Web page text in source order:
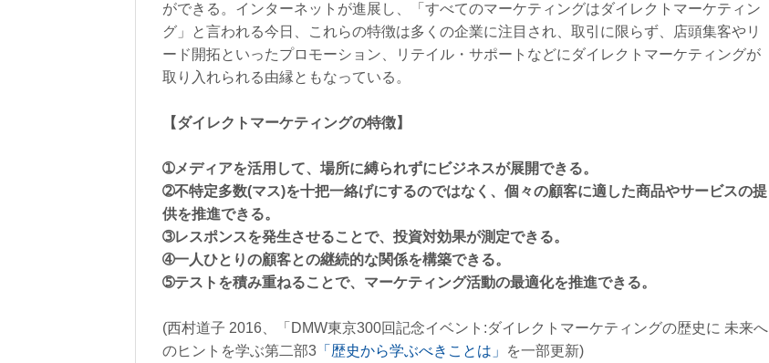
ができる。インターネットが進展し、「すべてのマーケティングはダイレクトマーケティン
グ」と言われる今日、これらの特徴は多くの企業に注目され、取引に限らず、店頭集客やリ
ード開拓といったプロモーション、リテイル・サポートなどにダイレクトマーケティングが
取り入れられる由縁ともなっている。
【ダイレクトマーケティングの特徴】
➀メディアを活用して、場所に縛られずにビジネスが展開できる。
➁不特定多数(マス)を十把一絡げにするのではなく、個々の顧客に適した商品やサービスの提
供を推進できる。
➂レスポンスを発生させることで、投資対効果が測定できる。
➃一人ひとりの顧客との継続的な関係を構築できる。
➄テストを積み重ねることで、マーケティング活動の最適化を推進できる。
(西村道子 2016、「DMW東京300回記念イベント:ダイレクトマーケティングの歴史に 未来へ
のヒントを学ぶ第二部3 「歴史から学ぶべきことは」 を一部更新)